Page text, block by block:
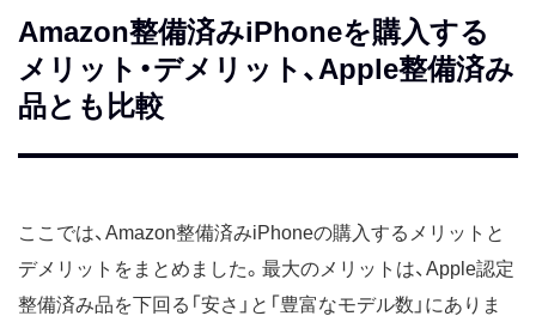
Amazon整備済みiPhoneを購入する
メリット・デメリット、Apple整備済み
品とも比較
ここでは、Amazon整備済みiPhoneの購入するメリットと
デメリットをまとめました。最大のメリットは、Apple認定
整備済み品を下回る「安さ」と「豊富なモデル数」にありま